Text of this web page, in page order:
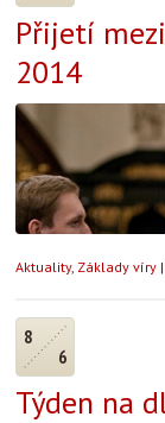
Přijetí
2014
Aktuality, Základy víry |
8
6
Týden na